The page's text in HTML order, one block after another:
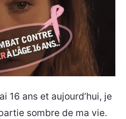
16 ans et aujourd’hui, je
sombre de ma vie.